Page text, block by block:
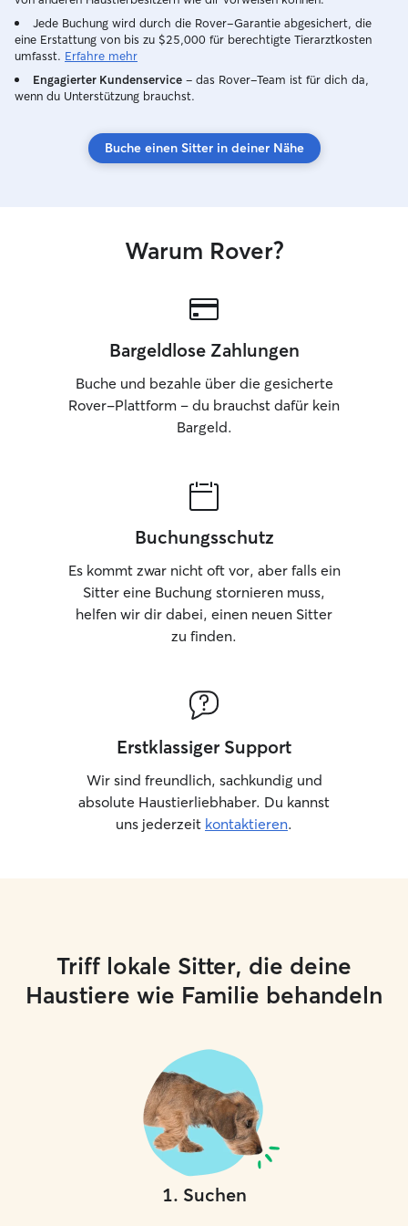
ihnen die
brauchen.
die
Jede Buchung wird durch die Rover-Garantie abgesichert, die
eine Erstattung von bis zu $25,000 für berechtigte Tierarztkosten
umfasst. Erfahre mehr
Engagierter Kundenservice – das Rover-Team ist für dich da,
wenn du Unterstützung brauchst.
Buche einen Sitter in deiner Nähe
Warum Rover?
Bargeldlose Zahlungen
Buche und bezahle über die gesicherte
Rover-Plattform – du brauchst dafür kein
Bargeld.
Buchungsschutz
Es kommt zwar nicht oft vor, aber falls ein
Sitter eine Buchung stornieren muss,
helfen wir dir dabei, einen neuen Sitter
zu finden.
Erstklassiger Support
Wir sind freundlich, sachkundig und
absolute Haustierliebhaber. Du kannst
uns jederzeit kontaktieren.
Triff lokale Sitter, die deine
Haustiere wie Familie behandeln
1. Suchen